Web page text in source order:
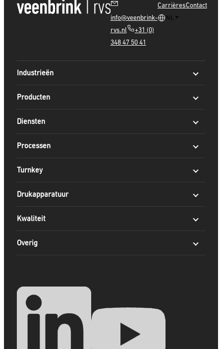
info@veenbrink-
rvs.nl
+31 (0)
348 47 50 41
CarrièresContact
NL
Industrieën
Producten
Diensten
Processen
Turnkey
Drukapparatuur
Kwaliteit
Overig